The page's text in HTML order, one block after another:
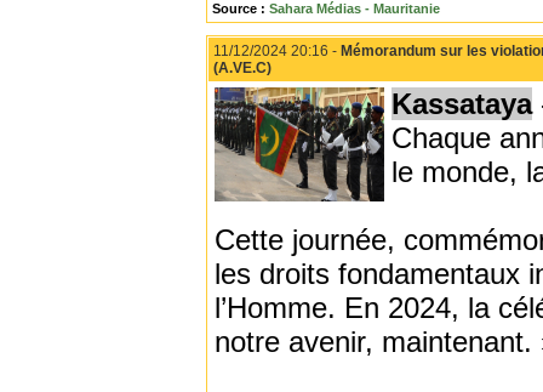
Source : Sahara Médias - Mauritanie
11/12/2024 20:16 - Mémorandum sur les
(A.VE.C)
Kassataya
Chaque
le monde,
Cette journée,
les droits fondamentaux
l’Homme. En 2024, la
notre avenir, maintenant.